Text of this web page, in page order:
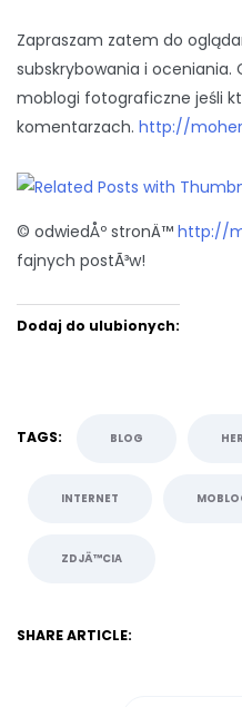
Zapraszam zatem do
subskrybowania i oceniania.
moblogi fotograficzne jeśli
komentarzach. http://
© odwiedÅº stronÄ™ http://
fajnych postÃ³w!
Dodaj do ulubionych:
TAGS: BLOG
INTERNET
ZDJÄ™CIA
SHARE ARTICLE: